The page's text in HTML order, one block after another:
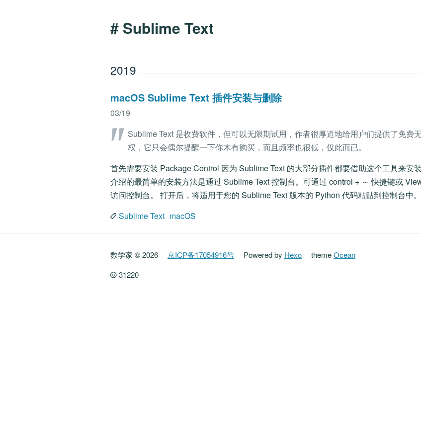
# Sublime Text
2019
macOS Sublime Text 插件安装与删除
03/19
Sublime Text 是收费软件，但可以无限期试用，作者很厚道地给用户们提供了免费
权，它只会偶尔提醒一下你木有购买，而且频率也很低，仅此而已。
首先需要安装 Package Control 因为 Sublime Text 的大部分插件都要借助这个工具来安
介绍的最简单的安装方法是通过 Sublime Text 控制台。可通过 control + ～ 快捷键或
访问控制台。 打开后，将适用于您的 Sublime Text 版本的 Python 代码粘贴到控制台中。
Sublime Text macOS
数学家 © 2026 京ICP备17054916号 Powered by Hexo themeOcean
31220